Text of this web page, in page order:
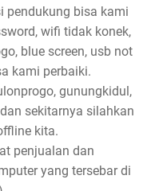
pendukung bisa kami
wifi tidak konek,
blue screen, usb not
kami perbaiki.
gunungkidul,
sekitarnya silahkan
kita.
penjualan dan
yang tersebar di